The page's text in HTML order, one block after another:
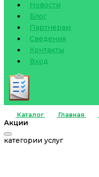
Новости
Блог
Партнерам
Сведения
Контакты
Вход
Каталог Главная
Акции
категории услуг